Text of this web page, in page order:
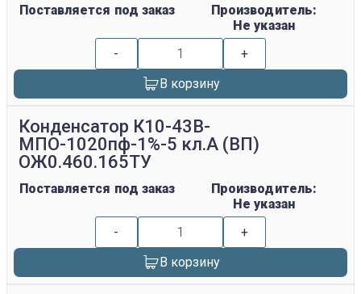
Поставляется под заказ
Производитель:
Не указан
-
+
В корзину
Конденсатор К10-43В-
МПО-1020пф-1%-5 кл.А (ВП)
ОЖ0.460.165ТУ
Поставляется под заказ
Производитель:
Не указан
-
+
В корзину